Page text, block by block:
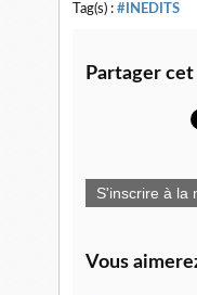
Tag(s) : #INEDITS
Partager
S'inscrire à la
Vous